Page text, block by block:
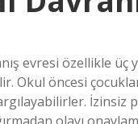
evresi özellikle üç
Okul öncesi
İzinsiz